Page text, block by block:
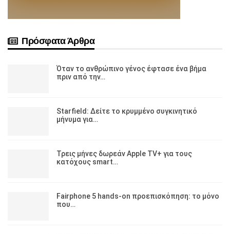
Πρόσφατα Άρθρα
Όταν το ανθρώπινο γένος έφτασε ένα βήμα
πριν από την…
Starfield: Δείτε το κρυμμένο συγκινητικό
μήνυμα για…
Τρεις μήνες δωρεάν Apple TV+ για τους
κατόχους smart…
Fairphone 5 hands-on προεπισκόπηση: το μόνο
που…